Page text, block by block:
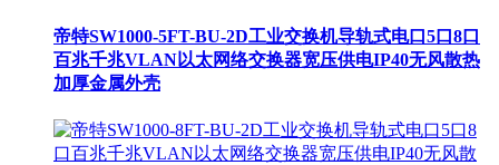
帝特SW1000-5FT-BU-2D工业交换机导轨式电口5口8口
百兆千兆VLAN以太网络交换器宽压供电IP40无风散热
加厚金属外壳